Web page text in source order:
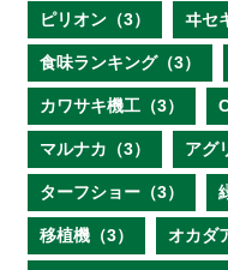
ピリオン（3） ヰセ
食味ランキング（3）
カワサキ機工（3）
マルナカ（3） アグ
ターフショー（3）
移植機（3） オカダ